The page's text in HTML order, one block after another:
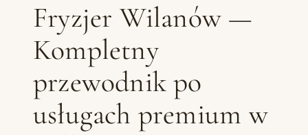
Fryzjer Wilanów —
Kompletny
przewodnik po
usługach premium w